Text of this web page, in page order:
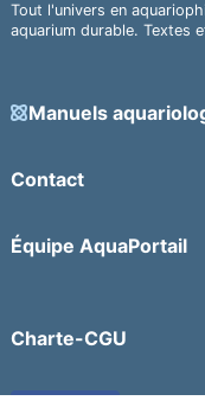
Tout l'univers en
aquarium durable. Textes
Manuels
Contact
Équipe AquaPortail
Charte-CGU